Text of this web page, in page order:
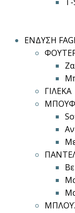
T-
ΕΝΔΥΣΗ
ΓΙΛΕΚΑ